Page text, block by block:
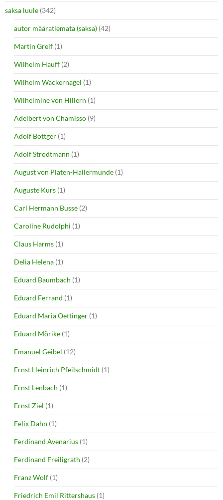
saksa luule (342)
autor määratlemata (saksa) (42)
Martin Greif (1)
Wilhelm Hauff (2)
Wilhelm Wackernagel (1)
Wilhelmine von Hillern (1)
Adelbert von Chamisso (9)
Adolf Böttger (1)
Adolf Strodtmann (1)
August von Platen-Hallermünde (1)
Auguste Kurs (1)
Carl Hermann Busse (2)
Caroline Rudolphi (1)
Claus Harms (1)
Delia Helena (1)
Eduard Baumbach (1)
Eduard Ferrand (1)
Eduard Maria Oettinger (1)
Eduard Mörike (1)
Emanuel Geibel (12)
Ernst Heinrich Pfeilschmidt (1)
Ernst Lenbach (1)
Ernst Ziel (1)
Felix Dahn (1)
Ferdinand Avenarius (1)
Ferdinand Freiligrath (2)
Franz Wolf (1)
Friedrich Emil Rittershaus (1)